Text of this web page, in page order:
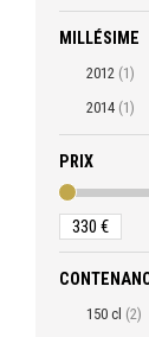
MILLÉSIME
2012 1
2014 1
PRIX
330 €
150 cl 2